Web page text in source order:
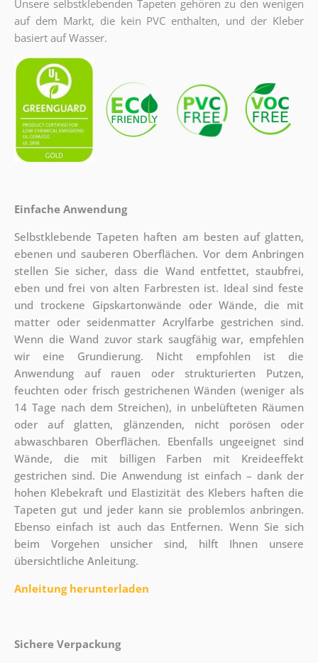
Unsere selbstklebenden Tapeten gehören zu den wenigen
auf dem Markt, die kein PVC enthalten, und der Kleber
basiert auf Wasser.
Einfache Anwendung
Selbstklebende Tapeten haften am besten auf glatten,
ebenen und sauberen Oberflächen. Vor dem Anbringen
stellen Sie sicher, dass die Wand entfettet, staubfrei,
eben und frei von alten Farbresten ist. Ideal sind feste
und trockene Gipskartonwände oder Wände, die mit
matter oder seidenmatter Acrylfarbe gestrichen sind.
Wenn die Wand zuvor stark saugfähig war, empfehlen
wir eine Grundierung. Nicht empfohlen ist die
Anwendung auf rauen oder strukturierten Putzen,
feuchten oder frisch gestrichenen Wänden (weniger als
14 Tage nach dem Streichen), in unbelüfteten Räumen
oder auf glatten, glänzenden, nicht porösen oder
abwaschbaren Oberflächen. Ebenfalls ungeeignet sind
Wände, die mit billigen Farben mit Kreideeffekt
gestrichen sind. Die Anwendung ist einfach – dank der
hohen Klebekraft und Elastizität des Klebers haften die
Tapeten gut und jeder kann sie problemlos anbringen.
Ebenso einfach ist auch das Entfernen. Wenn Sie sich
beim Vorgehen unsicher sind, hilft Ihnen unsere
übersichtliche Anleitung.
Anleitung herunterladen
Sichere Verpackung